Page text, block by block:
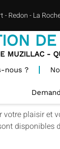
- Redon - La
MUZILLAC -
nous ?
votre plaisir et
disponibles